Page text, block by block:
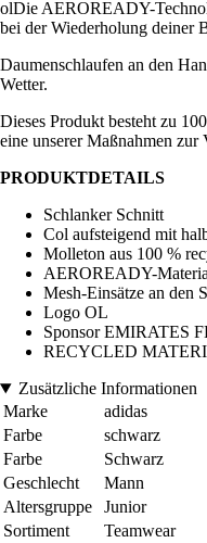
olDie AEROREADY-
bei der Wiederholung deiner
Daumenschlaufen an den
Wetter.
Dieses Produkt besteht zu
eine unserer Maßnahmen
PRODUKTDETAILS
Schlanker Schnitt
Col aufsteigend mit
Molleton aus 100 %
AEROREADY-
Mesh-Einsätze an den
Logo OL
Sponsor EMIRATES
RECYCLED
Zusätzliche Informationen
Marke
adidas
Farbe
schwarz
Farbe
Schwarz
Geschlecht
Mann
Altersgruppe
Junior
Sortiment
Teamwear